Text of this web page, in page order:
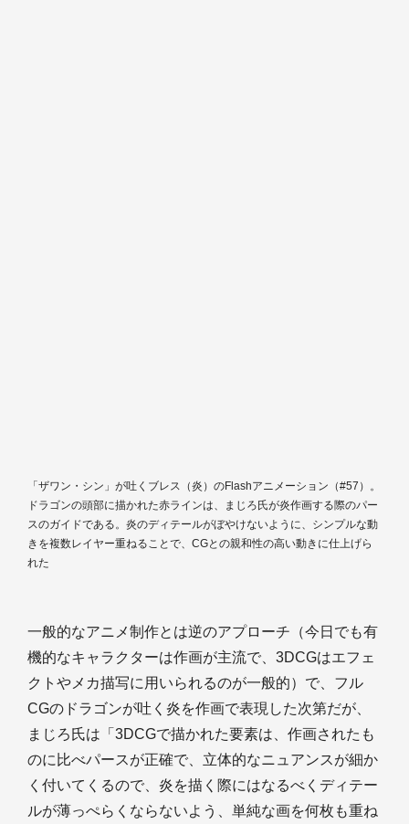
「ザワン・シン」が吐くブレス（炎）のFlashアニメーション（#57）。
ドラゴンの頭部に描かれた赤ラインは、まじろ氏が炎作画する際のパー
スのガイドである。炎のディテールがぼやけないように、シンプルな動
きを複数レイヤー重ねることで、CGとの親和性の高い動きに仕上げら
れた
一般的なアニメ制作とは逆のアプローチ（今日でも有
機的なキャラクターは作画が主流で、3DCGはエフェ
クトやメカ描写に用いられるのが一般的）で、フル
CGのドラゴンが吐く炎を作画で表現した次第だが、
まじろ氏は「3DCGで描かれた要素は、作画されたも
のに比べパースが正確で、立体的なニュアンスが細か
く付いてくるので、炎を描く際にはなるべくディテー
ルが薄っぺらくならないよう、単純な画を何枚も重ね